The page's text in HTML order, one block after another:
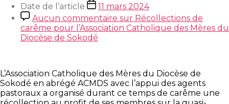
Date de l’article
11 mars 2024
Aucun commentaire sur Récollections de
carême pour l’Association Catholique des Mères du
Diocèse de Sokodé
L’Association Catholique des Mères du Diocèse de
Sokodé en abrégé ACMDS avec l’appui des agents
pastoraux a organisé durant ce temps de carême une